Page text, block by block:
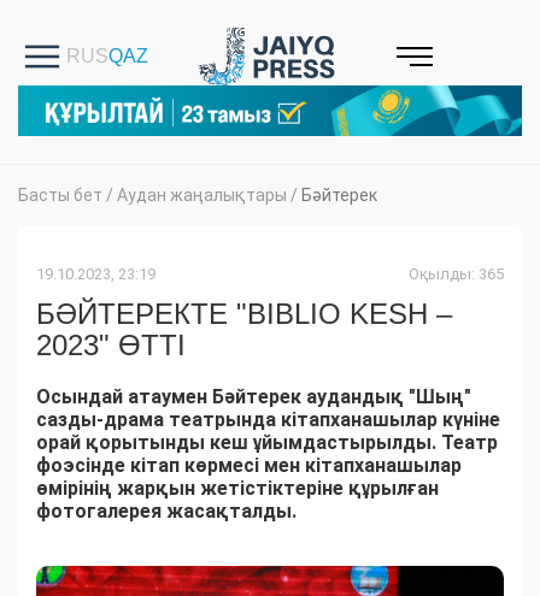
Басты бет / Аудан жаңалықтары / Бәйтерек
19.10.2023, 23:19 Оқылды: 365
БӘЙТЕРЕКТЕ "BIBLIO KESH –
2023" ӨТТІ
Осындай атаумен Бәйтерек аудандық "Шың"
сазды-драма театрында кітапханашылар күніне
орай қорытынды кеш ұйымдастырылды. Театр
фоэсінде кітап көрмесі мен кітапханашылар
өмірінің жарқын жетістіктеріне құрылған
фотогалерея жасақталды.